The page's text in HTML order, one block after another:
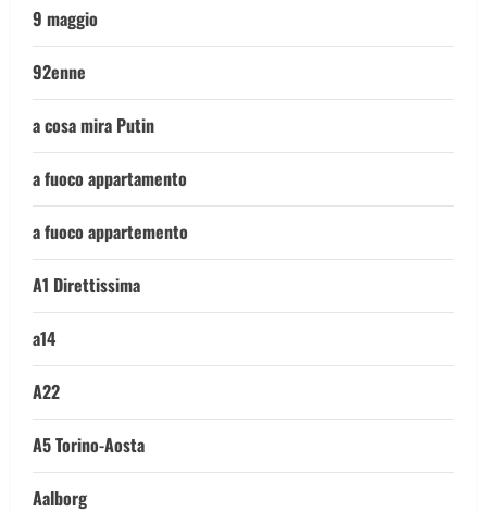
9 maggio
92enne
a cosa mira Putin
a fuoco appartamento
a fuoco appartemento
A1 Direttissima
a14
A22
A5 Torino-Aosta
Aalborg